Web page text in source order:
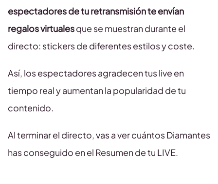
espectadores de tu retransmisión te envían
regalos virtualesque se muestran durante el
directo: stickers de diferentes estilos y coste.
Así, los espectadores agradecen tus live en
tiempo real y aumentan la popularidad de tu
contenido.
Al terminar el directo, vas a ver cuántos Diamantes
has conseguido en el Resumen de tu LIVE.